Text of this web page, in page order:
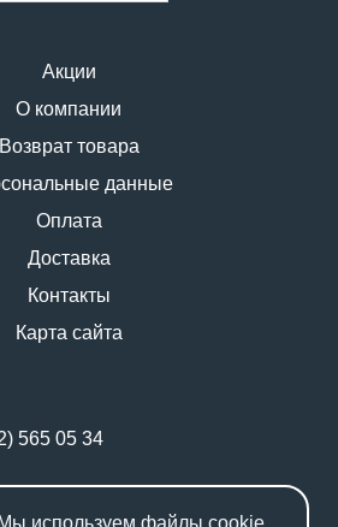
Акции
О компании
Возврат товара
данные
Оплата
Доставка
Контакты
Карта сайта
565 05 34
Мы используем файлы cookie